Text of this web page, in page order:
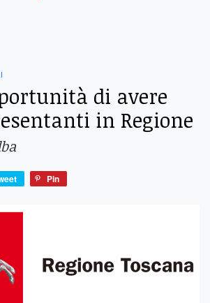
di avere
in Regione
Pin